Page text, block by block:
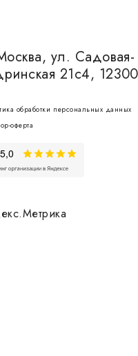
ул. Садовая-
21с4,
обработки персональных данных
оферта